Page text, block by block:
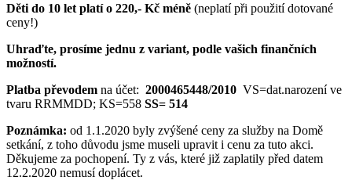
Děti do 10 let platí o 220,- Kč méně (neplatí při použití dotované
ceny!)
Uhraďte, prosíme jednu z variant, podle vašich finančních
možností.
Platba převodem na účet: 2000465448/2010 VS=dat.narození ve
tvaru RRMMDD; KS=558 SS= 514
Poznámka: od 1.1.2020 byly zvýšené ceny za služby na Domě
setkání, z toho důvodu jsme museli upravit i cenu za tuto akci.
Děkujeme za pochopení. Ty z vás, které již zaplatily před datem
12.2.2020 nemusí doplácet.